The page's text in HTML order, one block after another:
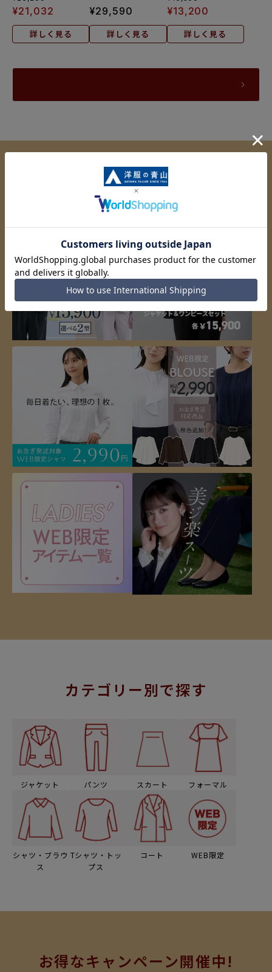
¥21,032
詳しく見る
¥29,590
詳しく見る
¥13,200
詳しく見る
おすすめ特集
カテゴリー別で探す
ジャケット パンツ スカート フォーマル
シャツ・ブラウ
ス
Tシャツ・トッ
プス
コート WEB限定
お得なキャンペーン開催中!